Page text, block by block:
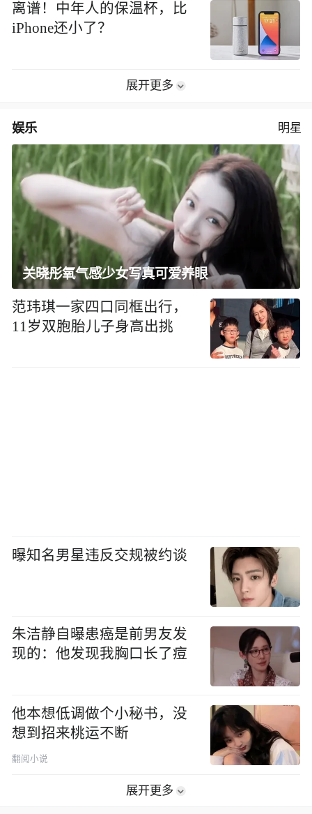
离谱！中年人的保温杯，比
iPhone还小了？
展开更多
娱乐 明星
关晓彤氧气感少女写真可爱养眼
范玮琪一家四口同框出行，
11岁双胞胎儿子身高出挑
曝知名男星违反交规被约谈
朱洁静自曝患癌是前男友发
现的：他发现我胸口长了痘
他本想低调做个小秘书，没
想到招来桃运不断
翻阅小说
展开更多